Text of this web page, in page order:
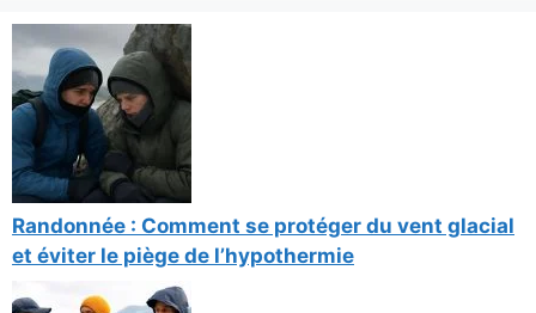
Randonnée : Comment se protéger du vent glacial
et éviter le piège de l’hypothermie